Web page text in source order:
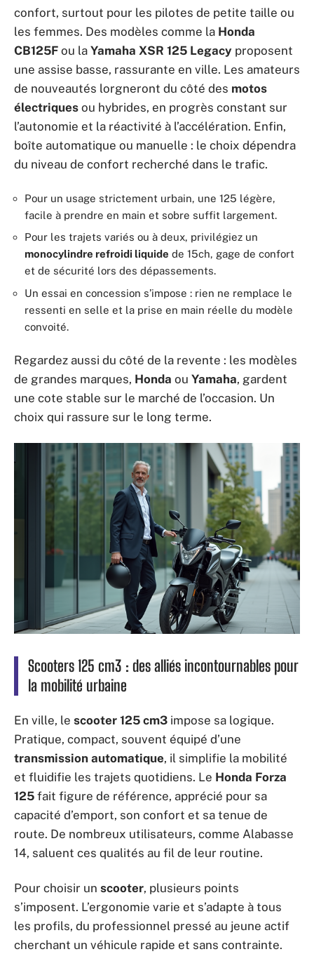
confort, surtout pour les pilotes de petite taille ou
les femmes. Des modèles comme la Honda
CB125F ou la Yamaha XSR 125 Legacy proposent
une assise basse, rassurante en ville. Les amateurs
de nouveautés lorgneront du côté des motos
électriques ou hybrides, en progrès constant sur
l’autonomie et la réactivité à l’accélération. Enfin,
boîte automatique ou manuelle : le choix dépendra
du niveau de confort recherché dans le trafic.
Pour un usage strictement urbain, une 125 légère,
facile à prendre en main et sobre suffit largement.
Pour les trajets variés ou à deux, privilégiez un
monocylindre refroidi liquide de 15ch, gage de confort
et de sécurité lors des dépassements.
Un essai en concession s’impose : rien ne remplace le
ressenti en selle et la prise en main réelle du modèle
convoité.
Regardez aussi du côté de la revente : les modèles
de grandes marques, Honda ou Yamaha, gardent
une cote stable sur le marché de l’occasion. Un
choix qui rassure sur le long terme.
Scooters 125 cm3 : des alliés incontournables pour
la mobilité urbaine
En ville, le scooter 125 cm3 impose sa logique.
Pratique, compact, souvent équipé d’une
transmission automatique, il simplifie la mobilité
et fluidifie les trajets quotidiens. Le Honda Forza
125 fait figure de référence, apprécié pour sa
capacité d’emport, son confort et sa tenue de
route. De nombreux utilisateurs, comme Alabasse
14, saluent ces qualités au fil de leur routine.
Pour choisir un scooter, plusieurs points
s’imposent. L’ergonomie varie et s’adapte à tous
les profils, du professionnel pressé au jeune actif
cherchant un véhicule rapide et sans contrainte.